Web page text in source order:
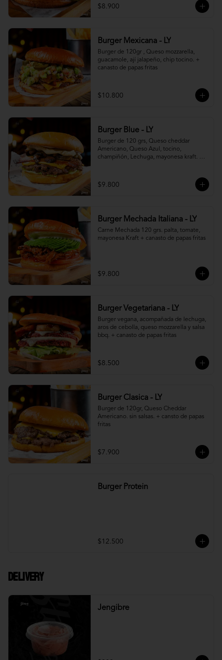
$8.900
Burger Mexicana - LY
Burger de 120gr , Queso mozzarella,
guacamole, ají jalapeño, chip tocino. +
canasto de papas fritas
$10.800
Burger Blue - LY
Burger de 120 grs, Queso cheddar
Americano, Queso Azul, tocino,
champiñón, Lechuga, mayonesa kraft. +
$9.800
Burger Mechada Italiana - LY
Carne Mechada 120 grs. palta, tomate,
mayonesa Kraft + canasto de papas fritas
$9.800
Burger Vegetariana - LY
Burger vegana, acompañada de lechuga,
aros de cebolla, queso mozzarella y salsa
bbq. + canasto de papas fritas
$8.500
Burger Clasica - LY
Burger de 120gr, Queso Cheddar
Americano. sin salsas. + cansto de papas
fritas
$7.900
Burger Protein
$12.500
DELIVERY
Jengibre